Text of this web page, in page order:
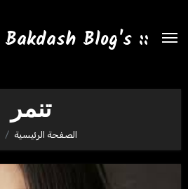
:: Ahmad Bakdash Blog's ::
تنمر
الصفحة الرئيسية